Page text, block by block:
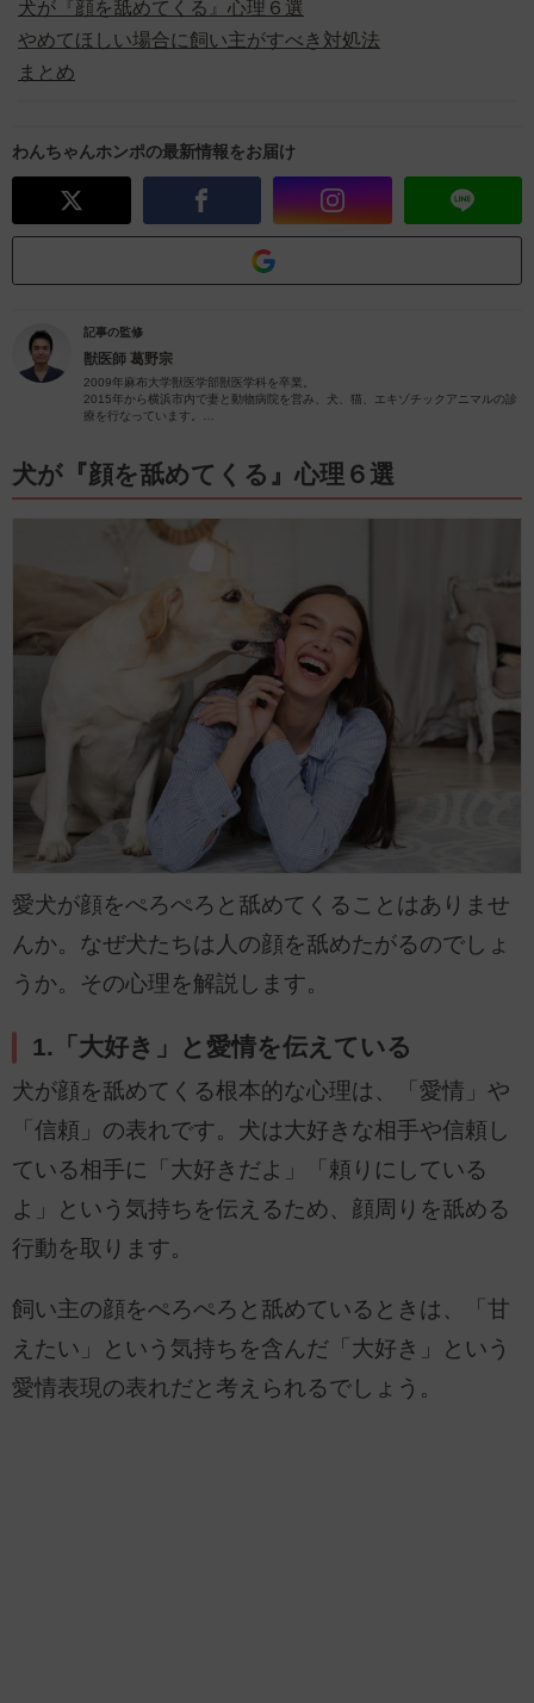
犬が『顔を舐めてくる』心理６選
やめてほしい場合に飼い主がすべき対処法
まとめ
わんちゃんホンポの最新情報をお届け
記事の監修
獣医師 葛野宗
2009年麻布大学獣医学部獣医学科を卒業。
2015年から横浜市内で妻と動物病院を営み、犬、猫、エキゾチックアニマルの診
療を行なっています。
内科(循環器、内分泌など)、歯科、産科に力を入れています。
犬が『顔を舐めてくる』心理６選
愛犬が顔をぺろぺろと舐めてくることはありませ
んか。なぜ犬たちは人の顔を舐めたがるのでしょ
うか。その心理を解説します。
1.「大好き」と愛情を伝えている
犬が顔を舐めてくる根本的な心理は、「愛情」や
「信頼」の表れです。犬は大好きな相手や信頼し
ている相手に「大好きだよ」「頼りにしている
よ」という気持ちを伝えるため、顔周りを舐める
行動を取ります。
飼い主の顔をぺろぺろと舐めているときは、「甘
えたい」という気持ちを含んだ「大好き」という
愛情表現の表れだと考えられるでしょう。